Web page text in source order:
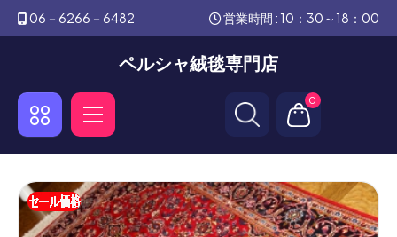
06－6266－6482 営業時間 : 10：30～18：00
ペルシャ絨毯専門店
0